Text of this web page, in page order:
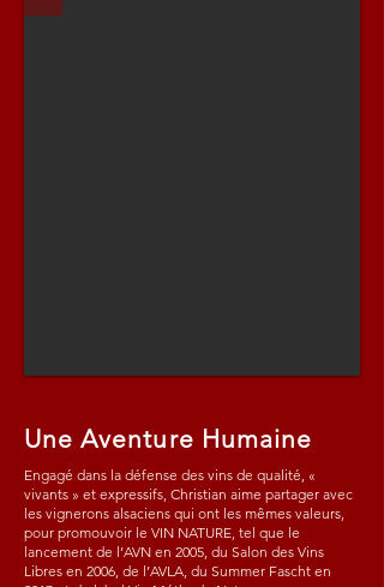
Une Aventure Humaine
Engagé dans la défense des vins de qualité, «
vivants » et expressifs, Christian aime partager avec
les vignerons alsaciens qui ont les mêmes valeurs,
pour promouvoir le VIN NATURE, tel que le
lancement de l’AVN en 2005, du Salon des Vins
Libres en 2006, de l’AVLA, du Summer Fascht en